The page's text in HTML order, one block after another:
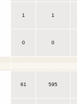
1 1
0 0
61 595